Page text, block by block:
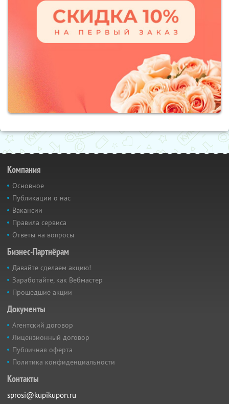
Компания
Основное
Публикации о нас
Вакансии
Правила сервиса
Ответы на вопросы
Бизнес-Партнёрам
Давайте сделаем акцию!
Заработайте, как Вебмастер
Прошедшие акции
Документы
Агентский договор
Лицензионный договор
Публичная оферта
Политика конфиденциальности
Контакты
sprosi@kupikupon.ru